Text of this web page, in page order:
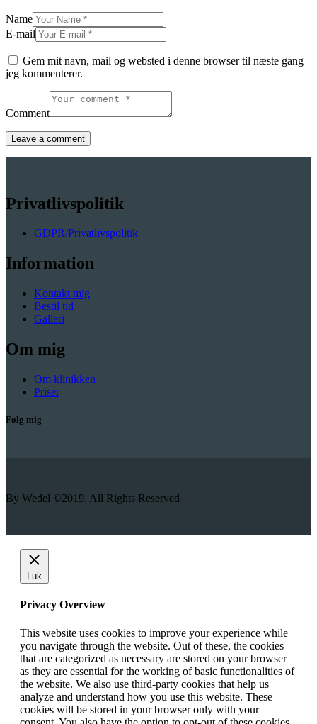
Name
E-mail
Gem mit navn, mail og websted i denne browser til næste gang
jeg kommenterer.
Comment
Privatlivspolitik
GDPR/Privatlivspolitik
Information
Kontakt mig
Bestil tid
Galleri
Om mig
Om klinikken
Priser
Følg mig
By Wedel ©2019. All Rights Reserved
Luk
Privacy Overview
This website uses cookies to improve your experience while
you navigate through the website. Out of these, the cookies
that are categorized as necessary are stored on your browser
as they are essential for the working of basic functionalities of
the website. We also use third-party cookies that help us
analyze and understand how you use this website. These
cookies will be stored in your browser only with your